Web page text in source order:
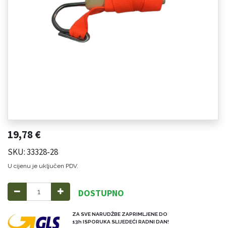
19,78€
SKU: 33328-28
U cijenu je uključen PDV.
DOSTUPNO
ZA SVE NARUDŽBE ZAPRIMLJENE DO
13h ISPORUKA SLIJEDEĆI RADNI DAN!